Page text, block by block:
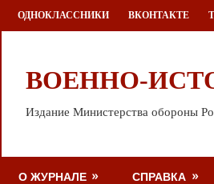
Перейти
к
ОДНОКЛАССНИКИ ВКОНТАКТЕ
ВОЕННО-
Издание Министерства обороны
О ЖУРНАЛЕ СПРАВКА